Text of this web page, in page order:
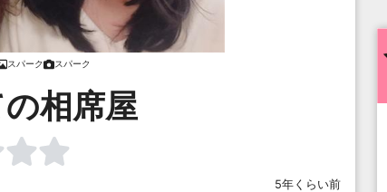
スパーク スパーク
相席屋
5年くらい前